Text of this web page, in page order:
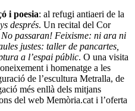
i poesia: al refugi antiaeri de la
després. Un recital del Cor
No passaran! Feixisme: ni ara ni
justes: taller de pancartes,
a l’espai públic. O una visita
i homenatge a les
de l’escultura Metralla, de
més enllà dels mitjans
del web Memòria.cat i l’oferta